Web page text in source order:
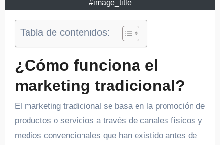
#image_title
Tabla de contenidos:
¿Cómo funciona el
marketing tradicional?
El marketing tradicional se basa en la promoción de
productos o servicios a través de canales físicos y
medios convencionales que han existido antes de